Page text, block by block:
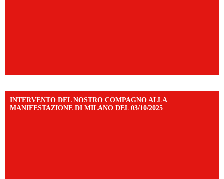
INTERVENTO DEL NOSTRO COMPAGNO ALLA
MANIFESTAZIONE DI MILANO DEL 03/10/2025